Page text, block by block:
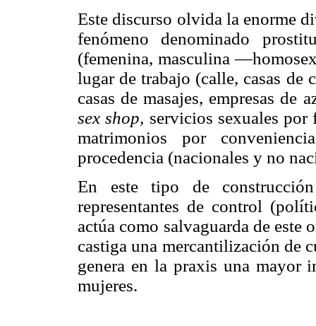
Este discurso olvida la enorme
fenómeno denominado
(femenina, masculina
lugar de trabajo (calle, casas de
casas de masajes, empresas de
sex shop, servicios sexuales por
matrimonios por
procedencia (nacionales y no
En este tipo de
representantes de control
actúa como salvaguarda de
castiga una mercantilización de
genera en la praxis una mayor
mujeres.